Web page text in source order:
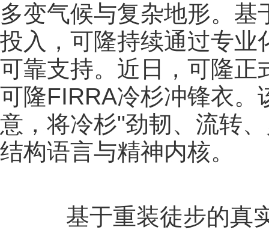
多变气候与复杂地形。
投入，可隆持续通过专业
可靠支持。近日，可隆正
可隆FIRRA冷杉冲锋衣。
意，将冷杉"劲韧、流转
结构语言与精神内核。
基于重装徒步的真实